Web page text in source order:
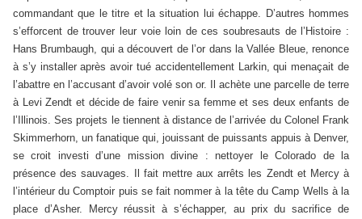
commandant que le titre et la situation lui échappe. D’autres hommes
s’efforcent de trouver leur voie loin de ces soubresauts de l’Histoire :
Hans Brumbaugh, qui a découvert de l’or dans la Vallée Bleue, renonce
à s’y installer après avoir tué accidentellement Larkin, qui menaçait de
l’abattre en l’accusant d’avoir volé son or. Il achète une parcelle de terre
à Levi Zendt et décide de faire venir sa femme et ses deux enfants de
l’Illinois. Ses projets le tiennent à distance de l’arrivée du Colonel Frank
Skimmerhorn, un fanatique qui, jouissant de puissants appuis à Denver,
se croit investi d’une mission divine : nettoyer le Colorado de la
présence des sauvages. Il fait mettre aux arrêts les Zendt et Mercy à
l’intérieur du Comptoir puis se fait nommer à la tête du Camp Wells à la
place d’Asher. Mercy réussit à s’échapper, au prix du sacrifice de